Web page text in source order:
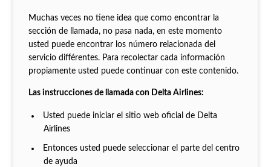
Muchas veces no tiene idea que como encontrar la
sección de llamada, no pasa nada, en este momento
usted puede encontrar los número relacionada del
servicio différentes. Para recolectar cada información
propiamente usted puede continuar con este contenido.
Las instrucciones de llamada con Delta Airlines:
Usted puede iniciar el sitio web oficial de Delta
Airlines
Entonces usted puede seleccionar el parte del centro
de ayuda